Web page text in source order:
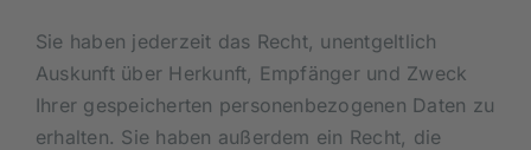
Sie haben jederzeit das Recht, unentgeltlich
Auskunft über Herkunft, Empfänger und Zweck
Ihrer gespeicherten personenbezogenen Daten zu
erhalten. Sie haben außerdem ein Recht, die